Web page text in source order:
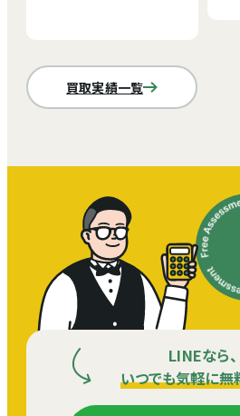
買取実績一覧
LINEなら、
いつでも気軽に無